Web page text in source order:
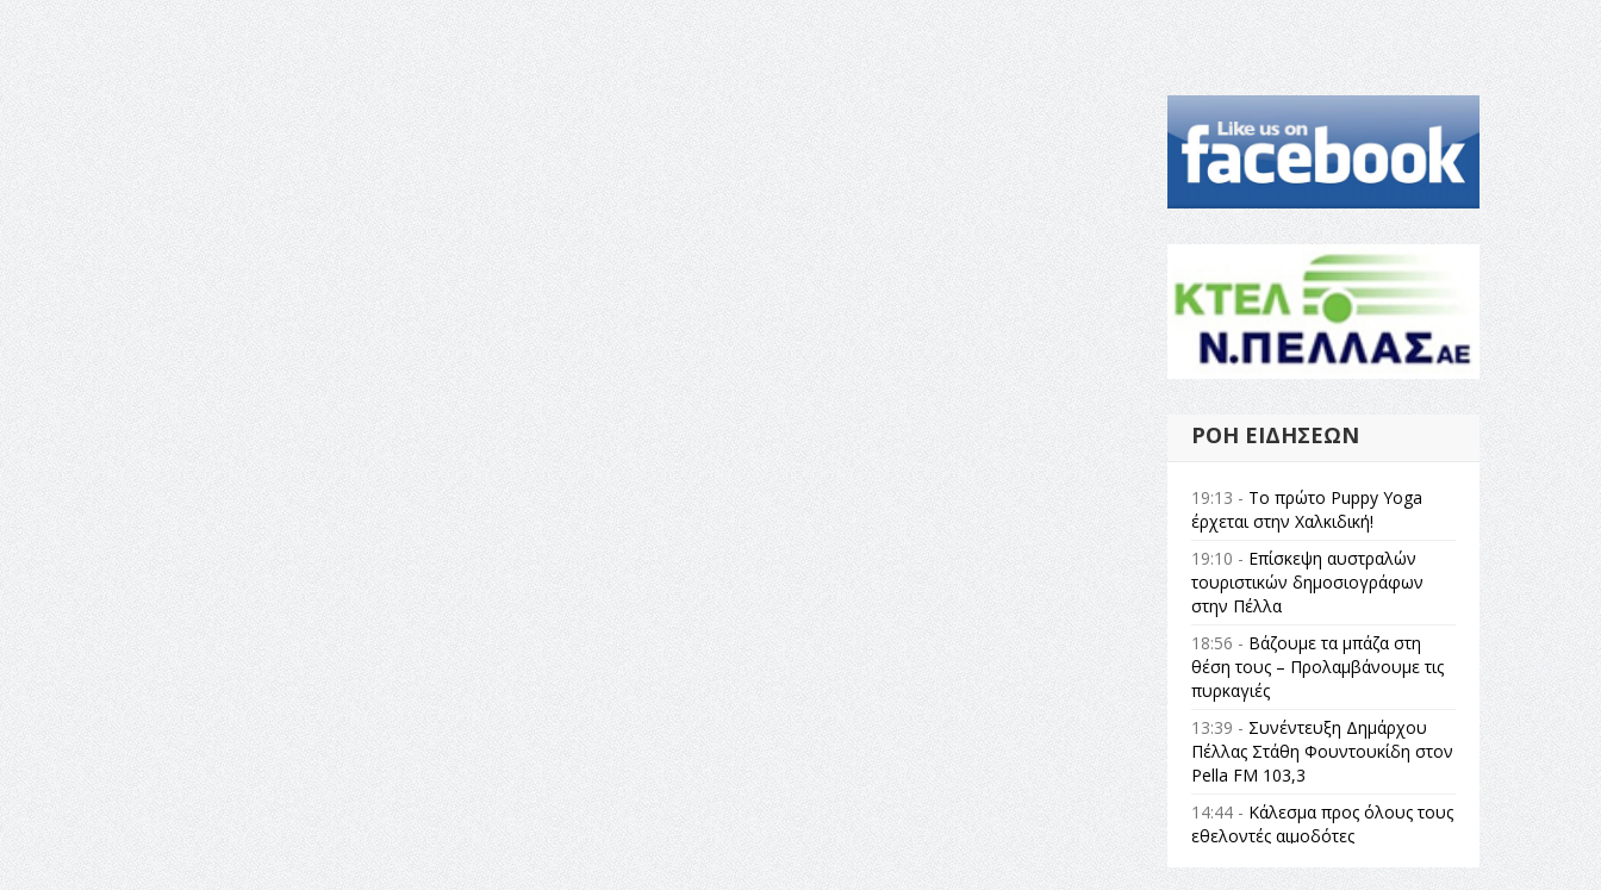
ΡΟΉ ΕΙΔΉΣΕΩΝ
19:13 - Το πρώτο Puppy Yoga
έρχεται στην Χαλκιδική!
19:10 - Επίσκεψη αυστραλών
τουριστικών δημοσιογράφων
στην Πέλλα
18:56 - Βάζουμε τα μπάζα στη
θέση τους – Προλαμβάνουμε τις
πυρκαγιές
13:39 - Συνέντευξη Δημάρχου
Πέλλας Στάθη Φουντουκίδη στον
Pella FM 103,3
14:44 - Κάλεσμα προς όλους τους
εθελοντές αιμοδότες
14:23 -Όλη η Ελλάδα ένας